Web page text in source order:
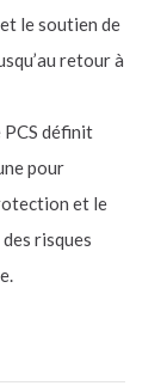
le soutien de
retour à
PCS définit
pour
et le
risques